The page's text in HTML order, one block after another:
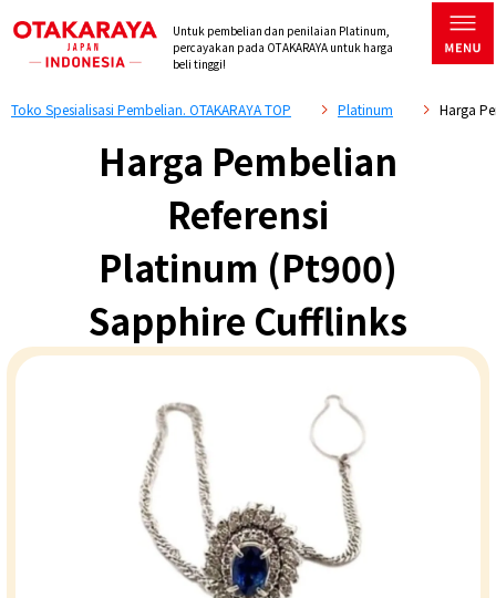
Untuk pembelian dan penilaian Platinum,
percayakan pada OTAKARAYA untuk harga
beli tinggi!
Toko Spesialisasi Pembelian. OTAKARAYA TOP Platinum Harga
Harga Pembelian
Referensi
Platinum (Pt900)
Sapphire Cufflinks